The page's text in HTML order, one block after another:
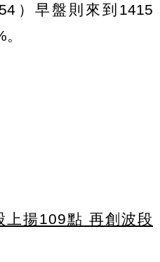
）早盤則來到1415
上揚109點 再創波段